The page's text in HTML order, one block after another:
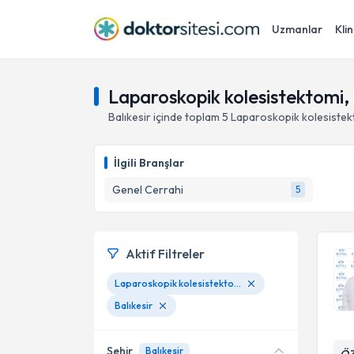
Uzmanlar
Laparoskopik kolesistektomi,
Balıkesiriçinde toplam 5 Laparoskopik
İlgili Branşlar
Genel Cerrahi
5
Aktif Filtreler
Laparoskopik kolesistektomi
Balıkesir
Şehir Balıkesir